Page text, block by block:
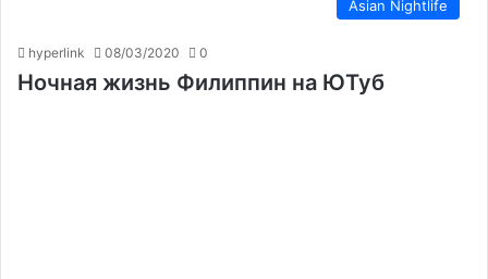
Asian Nightlife
hyperlink 08/03/2020 0
Ночная жизнь Филиппин на ЮТуб